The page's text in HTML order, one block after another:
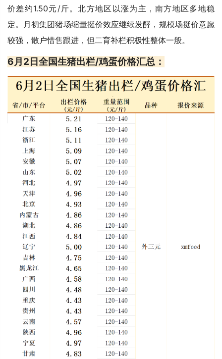
价差约1.50元/斤。北方地区以涨为主，南方地区多地稳
定。月初集团猪场缩量挺价效应继续发酵，规模场挺价意愿
较强，散户惜售跟进，但二育补栏积极性整体一般。
6月2日全国生猪出栏/鸡蛋价格汇总：